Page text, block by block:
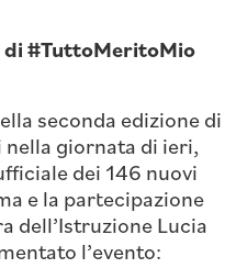
di #TuttoMeritoMio
seconda edizione di
giornata di ieri,
dei 146 nuovi
e la partecipazione
dell’Istruzione Lucia
l’evento: